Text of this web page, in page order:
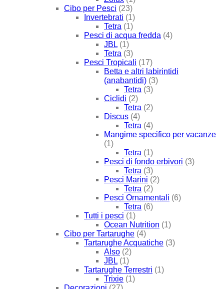
Cibo per Pesci (23)
Invertebrati (1)
Tetra (1)
Pesci di acqua fredda (4)
JBL (1)
Tetra (3)
Pesci Tropicali (17)
Betta e altri labirintidi
(anabantidi) (3)
Tetra (3)
Ciclidi (2)
Tetra (2)
Discus (4)
Tetra (4)
Mangime specifico per vacanze
(1)
Tetra (1)
Pesci di fondo erbivori (3)
Tetra (3)
Pesci Marini (2)
Tetra (2)
Pesci Ornamentali (6)
Tetra (6)
Tutti i pesci (1)
Ocean Nutrition (1)
Cibo per Tartarughe (4)
Tartarughe Acquatiche (3)
Also (2)
JBL (1)
Tartarughe Terrestri (1)
Trixie (1)